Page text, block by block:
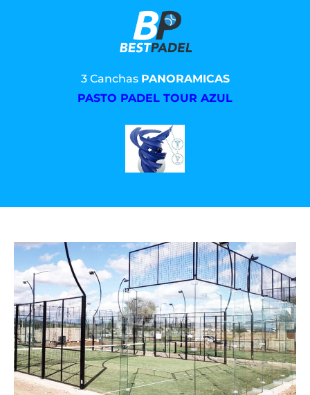
3 Canchas PANORAMICAS
PASTO PADEL TOUR AZUL